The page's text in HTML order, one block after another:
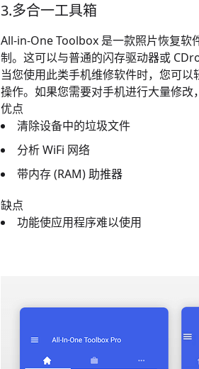
3.多合一工具箱
All-in-One Toolbox 是一款照片恢复软
制。这可以与普通的闪存驱动器或
当您使用此类手机维修软件时，您可
操作。如果您需要对手机进行大量修改
优点
清除设备中的垃圾文件
分析 WiFi 网络
带内存 (RAM) 助推器
缺点
功能使应用程序难以使用